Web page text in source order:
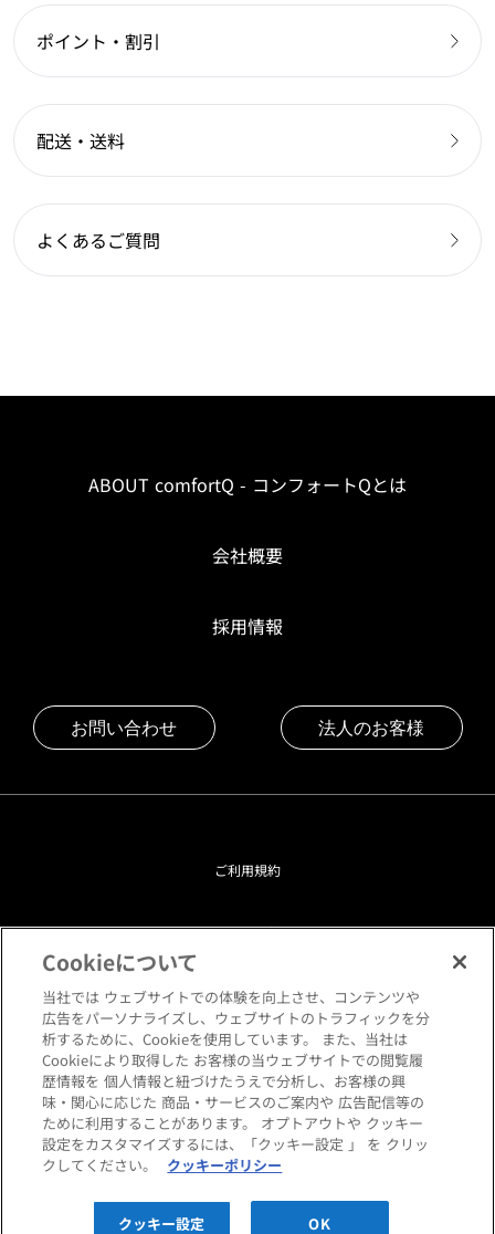
ポイント・割引
配送・送料
よくあるご質問
ABOUT comfortQ - コンフォートQとは
会社概要
採用情報
お問い合わせ 法人のお客様
Copyright © HANKYU HOME STYLING Co.,LTD All rights reserved.
ご利用規約
プライバシーポリシー
クッキーポリシー
閲覧環境について
サイトマップ
Cookieについて
当社では ウェブサイトでの体験を向上させ、コンテンツや
広告をパーソナライズし、ウェブサイトのトラフィックを分
析するために、Cookieを使用しています。 また、当社は
Cookieにより取得した お客様の当ウェブサイトでの閲覧履
歴情報を 個人情報と紐づけたうえで分析し、お客様の興
味・関心に応じた 商品・サービスのご案内や 広告配信等の
ために利用することがあります。 オプトアウトや クッキー
設定をカスタマイズするには、「クッキー設定 」 を クリッ
クしてください。
クッキーポリシー
クッキー設定 OK